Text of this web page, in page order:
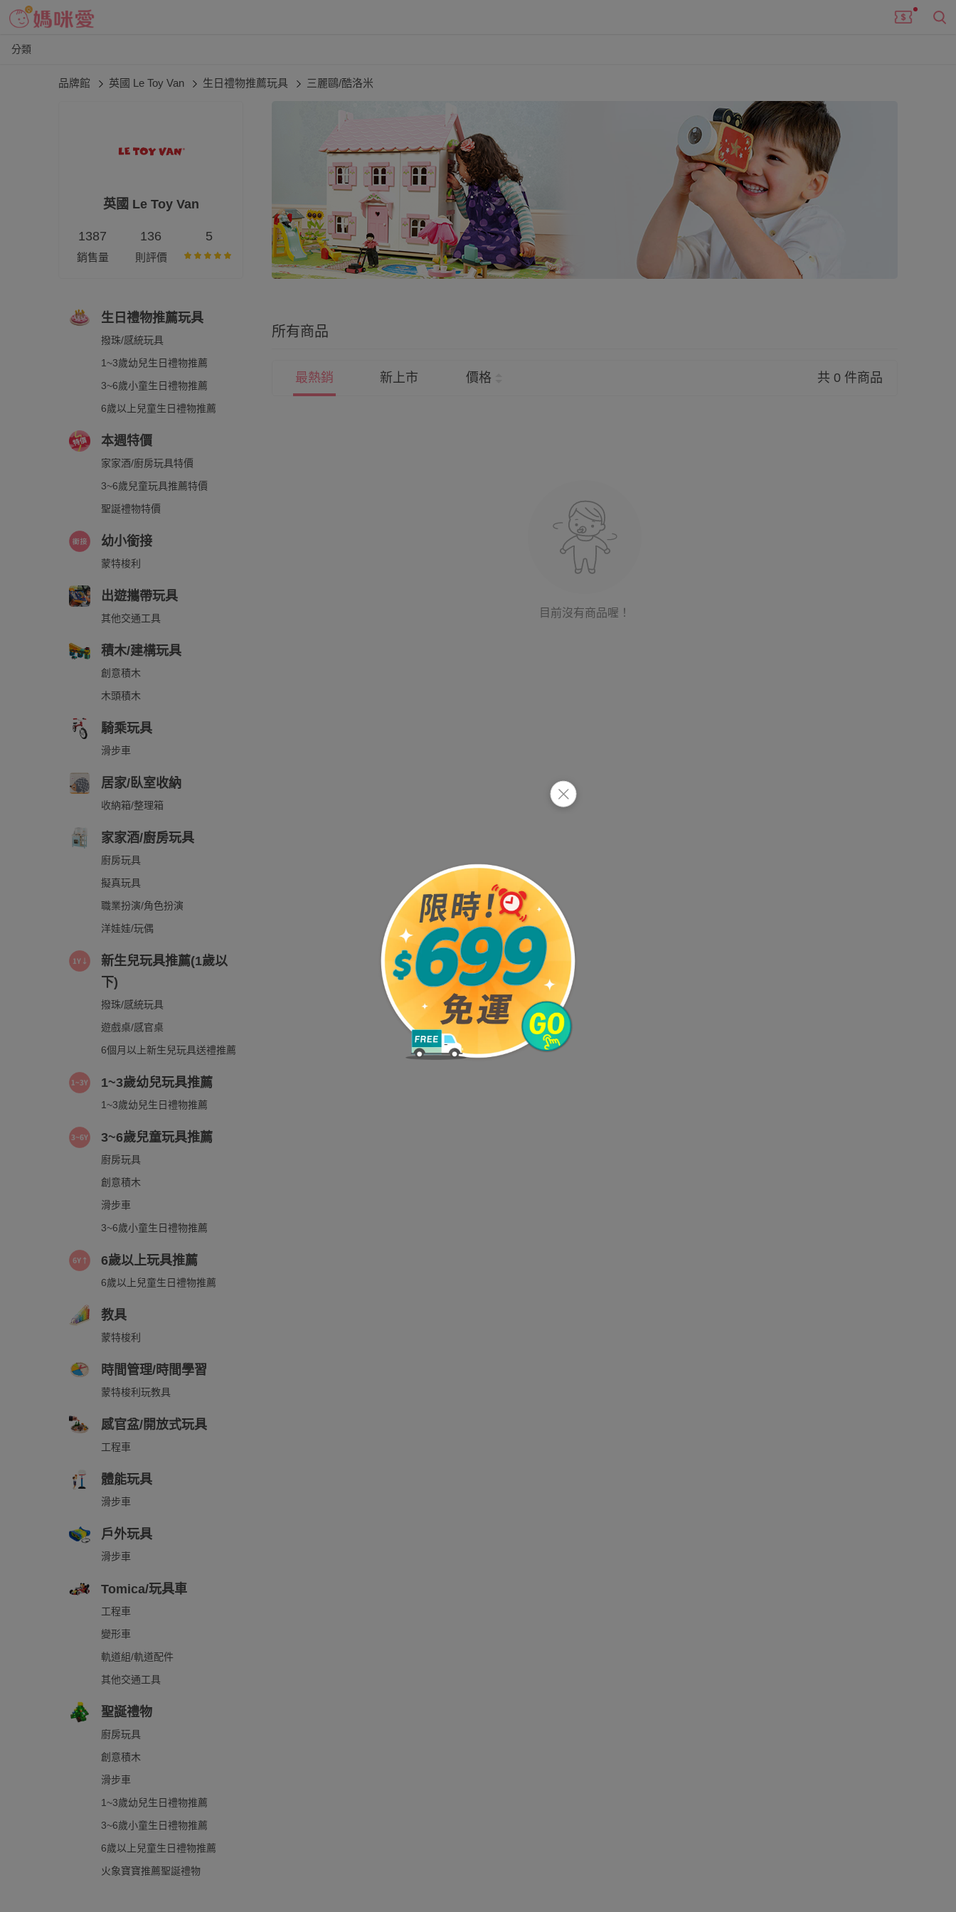
分類
品牌館 英國 Le Toy Van 生日禮物推薦玩具 三麗鷗/酷洛米
英國 Le Toy Van
1387
銷售量
136
則評價
5
生日禮物推薦玩具
撥珠/感統玩具
1~3歲幼兒生日禮物推薦
3~6歲小童生日禮物推薦
6歲以上兒童生日禮物推薦
本週特價
家家酒/廚房玩具特價
3~6歲兒童玩具推薦特價
聖誕禮物特價
幼小銜接
蒙特梭利
出遊攜帶玩具
其他交通工具
積木/建構玩具
創意積木
木頭積木
騎乘玩具
滑步車
居家/臥室收納
收納箱/整理箱
家家酒/廚房玩具
廚房玩具
擬真玩具
職業扮演/角色扮演
洋娃娃/玩偶
新生兒玩具推薦(1歲以
下)
撥珠/感統玩具
遊戲桌/感官桌
6個月以上新生兒玩具送禮推薦
1~3歲幼兒玩具推薦
1~3歲幼兒生日禮物推薦
3~6歲兒童玩具推薦
廚房玩具
創意積木
滑步車
3~6歲小童生日禮物推薦
6歲以上玩具推薦
6歲以上兒童生日禮物推薦
教具
蒙特梭利
時間管理/時間學習
蒙特梭利玩教具
感官盆/開放式玩具
工程車
體能玩具
滑步車
戶外玩具
滑步車
Tomica/玩具車
工程車
變形車
軌道組/軌道配件
其他交通工具
聖誕禮物
廚房玩具
創意積木
滑步車
1~3歲幼兒生日禮物推薦
3~6歲小童生日禮物推薦
6歲以上兒童生日禮物推薦
火象寶寶推薦聖誕禮物
所有商品
最熱銷 新上市 價格 共 0 件商品
目前沒有商品喔！